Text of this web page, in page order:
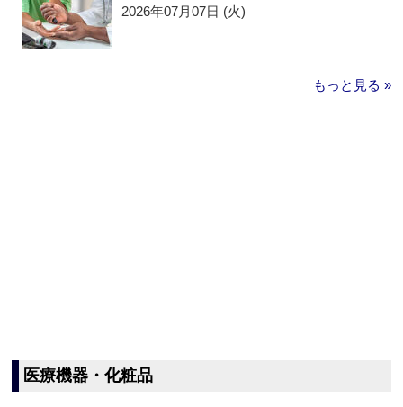
2026年07月07日 (火)
もっと見る »
医療機器・化粧品